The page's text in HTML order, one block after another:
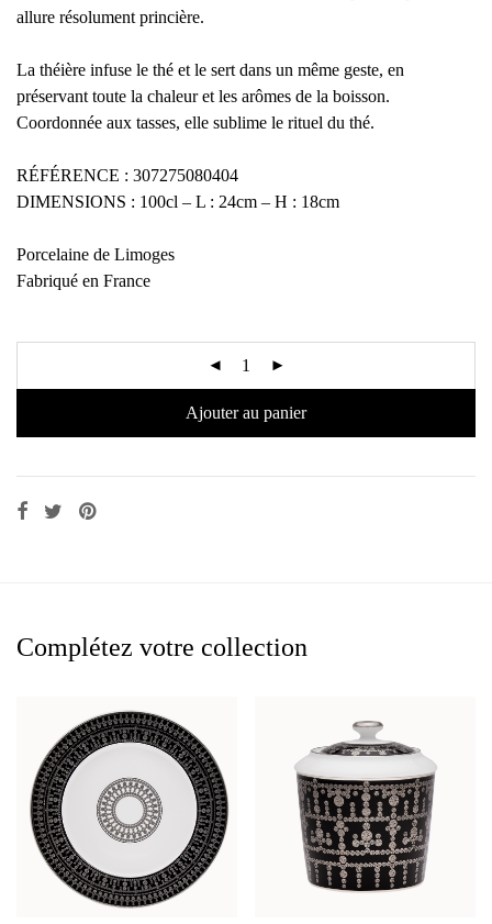
allure résolument princière.
La théière infuse le thé et le sert dans un même geste, en
préservant toute la chaleur et les arômes de la boisson.
Coordonnée aux tasses, elle sublime le rituel du thé.
RÉFÉRENCE : 307275080404
DIMENSIONS : 100cl – L : 24cm – H : 18cm
Porcelaine de Limoges
Fabriqué en France
Ajouter au panier
Complétez votre collection